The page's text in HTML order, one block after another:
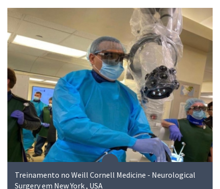
Treinamento no Weill Cornell Medicine - Neurological
Surgery em New York , USA